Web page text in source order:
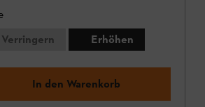
Verringern
Erhöhen
In den Warenkorb